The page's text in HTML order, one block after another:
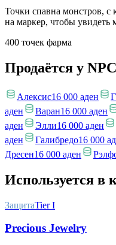
Точки спавна монстров, с
на маркер, чтобы увидеть
400 точек фарма
Продаётся у NPC
Алексис16 000 аден
аден
Варан16 000 аден
аден
Элли16 000 аден
аден
Галибредо16 000
Дресен16 000 аден
Используется в
ЗащитаTier I
Precious Jewelry